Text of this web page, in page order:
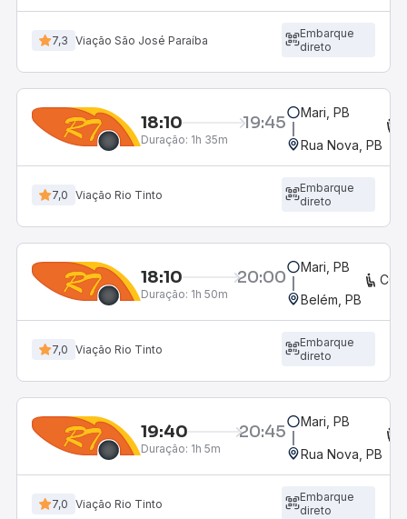
7,3 Viação São José Paraíba
Embarque
direto
18:10 19:45
Duração: 1h 35m
Mari, PB
Rua Nova, PB
7,0 Viação Rio Tinto
Embarque
direto
18:10 20:00
Duração: 1h 50m
Mari, PB
Belém, PB
7,0 Viação Rio Tinto
Embarque
direto
19:40 20:45
Duração: 1h 5m
Mari, PB
Rua Nova, PB
7,0 Viação Rio Tinto
Embarque
direto